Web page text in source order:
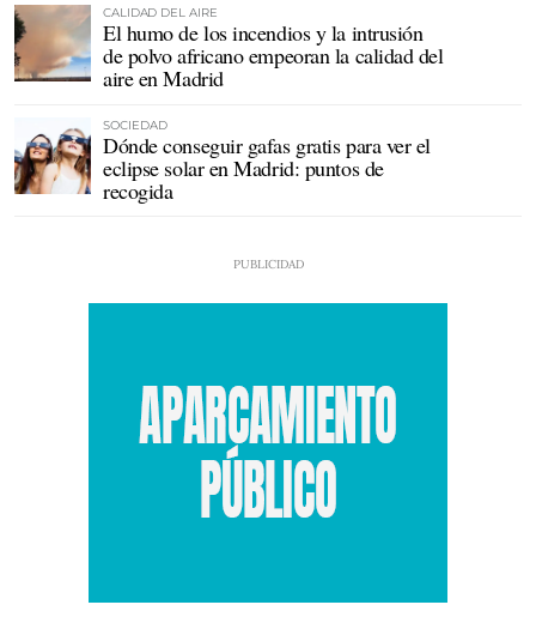
CALIDAD DEL AIRE
El humo de los incendios y la intrusión
de polvo africano empeoran la calidad del
aire en Madrid
SOCIEDAD
Dónde conseguir gafas gratis para ver el
eclipse solar en Madrid: puntos de
recogida